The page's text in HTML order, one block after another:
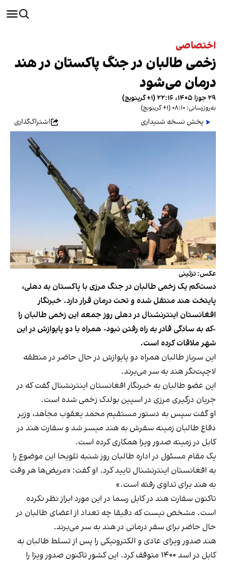
اختصاصی
زخمی‌ طالبان در جنگ پاکستان در هند
درمان می‌شود
۲۹ جوزا ۱۴۰۵، ۲۲:۱۶ (‎+۱ گرینویچ)
به‌روزرسانی: ۰۸:۱۰ (‎+۱ گرینویچ)
پخش نسخه شنیداری اشتراک‌گذاری
عکس: تزئینی
دست‌کم یک زخمی‌ طالبان در جنگ مرزی با پاکستان به دهلی،
پایتخت هند منتقل شده و تحت درمان قرار دارد. خبرنگار
افغانستان اینترنشنال در دهلی روز جمعه این زخمی طالبان را
-که به سادگی قادر به راه رفتن نبود- همراه با دو پایوازش در این
شهر ملاقات کرده است.
این سرباز طالبان همراه دو پایوازش در حال حاضر در منطقه
لاچپت‌نگر هند به سر می‌برند.
این عضو طالبان به خبرنگار افغانستان اینترنشنال گفت که در
جریان درگیری مرزی در اسپین بولدک زخمی شده است.
او گفت سپس به دستور مستقیم محمد یعقوب مجاهد، وزیر
دفاع طالبان زمینه سفرش به هند میسر شد و سفارت هند در
کابل در زمینه صدور ویزا همکاری کرده است.
یک مقام مسئول در اداره طالبان روز شنبه تلویحا این موضوع را
به افغانستان اینترنشنال تایید کرد. او گفت: «مریض‌ها هر وقت
به هند برای تداوی رفته است.»
تاکنون سفارت هند در کابل رسما در این مورد ابراز نظر نکرده‌
است. مشخص نیست که دقیقا چه تعداد از اعضای طالبان در
حال حاضر برای سفر درمانی در هند به سر می‌برند.
هند صدور ویزای عادی و الکترونیکی را پس از تسلط طالبان به
کابل در اسد ۱۴۰۰ متوقف کرد. این کشور تاکنون صدور ویزا را